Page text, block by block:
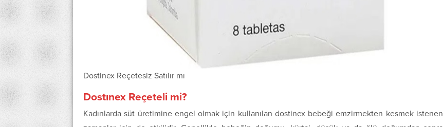
Dostinex Reçetesiz Satılır mı
Dostınex Reçeteli mi?
Kadınlarda süt üretimine engel olmak için kullanılan dostinex bebeği emzirmekten kesmek istenen